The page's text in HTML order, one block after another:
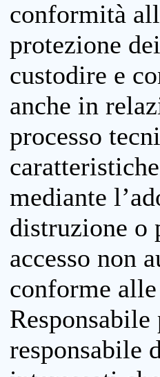
conformità
protezione
custodire e
anche in
processo
mediante
distruzione o
accesso non
conforme
responsabile